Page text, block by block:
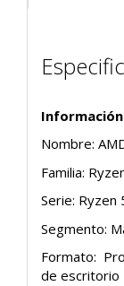
Nombre:
Familia:
Serie: Ryzen
Segmento:
Formato:
de escritorio